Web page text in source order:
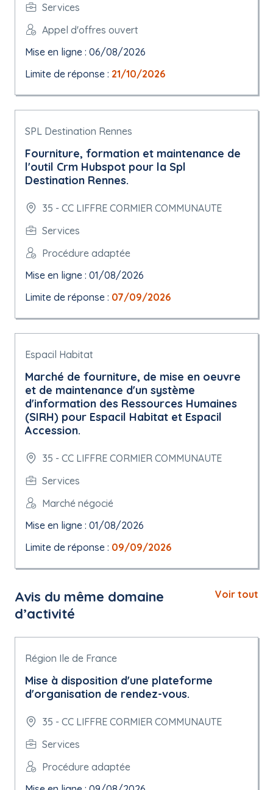
Services
Appel d'offres ouvert
Mise en ligne : 06/08/2026
Limite de réponse : 21/10/2026
SPL Destination Rennes
Fourniture, formation et maintenance de
l'outil Crm Hubspot pour la Spl
Destination Rennes.
35 - CC LIFFRE CORMIER COMMUNAUTE
Services
Procédure adaptée
Mise en ligne : 01/08/2026
Limite de réponse : 07/09/2026
Espacil Habitat
Marché de fourniture, de mise en oeuvre
et de maintenance d'un système
d'information des Ressources Humaines
(SIRH) pour Espacil Habitat et Espacil
Accession.
35 - CC LIFFRE CORMIER COMMUNAUTE
Services
Marché négocié
Mise en ligne : 01/08/2026
Limite de réponse : 09/09/2026
Avis du même domaine
d’activité
Voir tout
Région Ile de France
Mise à disposition d'une plateforme
d'organisation de rendez-vous.
35 - CC LIFFRE CORMIER COMMUNAUTE
Services
Procédure adaptée